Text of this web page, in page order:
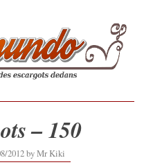
– 150
201212/09/2019
byMr Kiki